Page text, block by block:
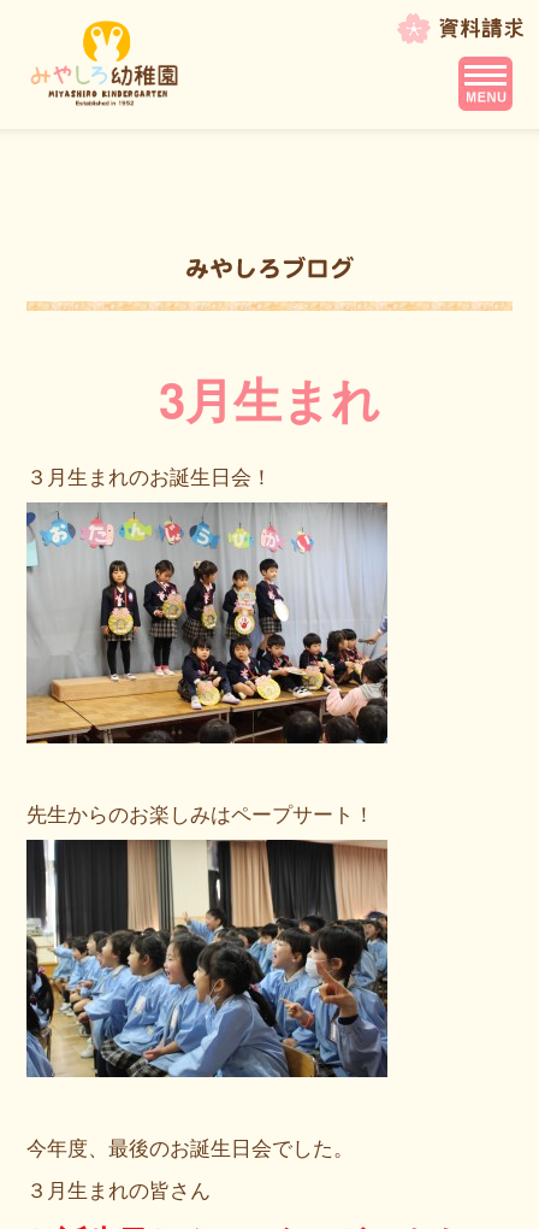
3月生まれ
３月生まれのお誕生日会！
先生からのお楽しみはペープサート！
今年度、最後のお誕生日会でした。
３月生まれの皆さん